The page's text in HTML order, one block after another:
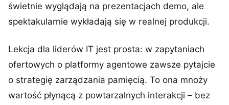
świetnie wyglądają na prezentacjach demo, ale
spektakularnie wykładają się w realnej produkcji.
Lekcja dla liderów IT jest prosta: w zapytaniach
ofertowych o platformy agentowe zawsze pytajcie
o strategię zarządzania pamięcią. To ona mnoży
wartość płynącą z powtarzalnych interakcji – bez